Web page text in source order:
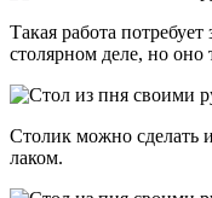
Такая работа
столярном деле, но оно
Столик можно сделать
лаком.